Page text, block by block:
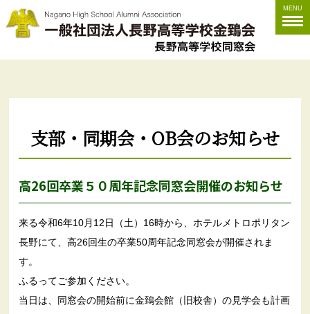
MENU
支部・同期会・OB会のお知らせ
高26回卒業５０周年記念同窓会開催のお知らせ
来る令和6年10月12日（土）16時から、ホテルメトロポリタン
長野にて、高26回生の卒業50周年記念同窓会が開催されま
す。
ふるってご参加ください。
当日は、同窓会の開始前に金鵄会館（旧校舎）の見学会も計画